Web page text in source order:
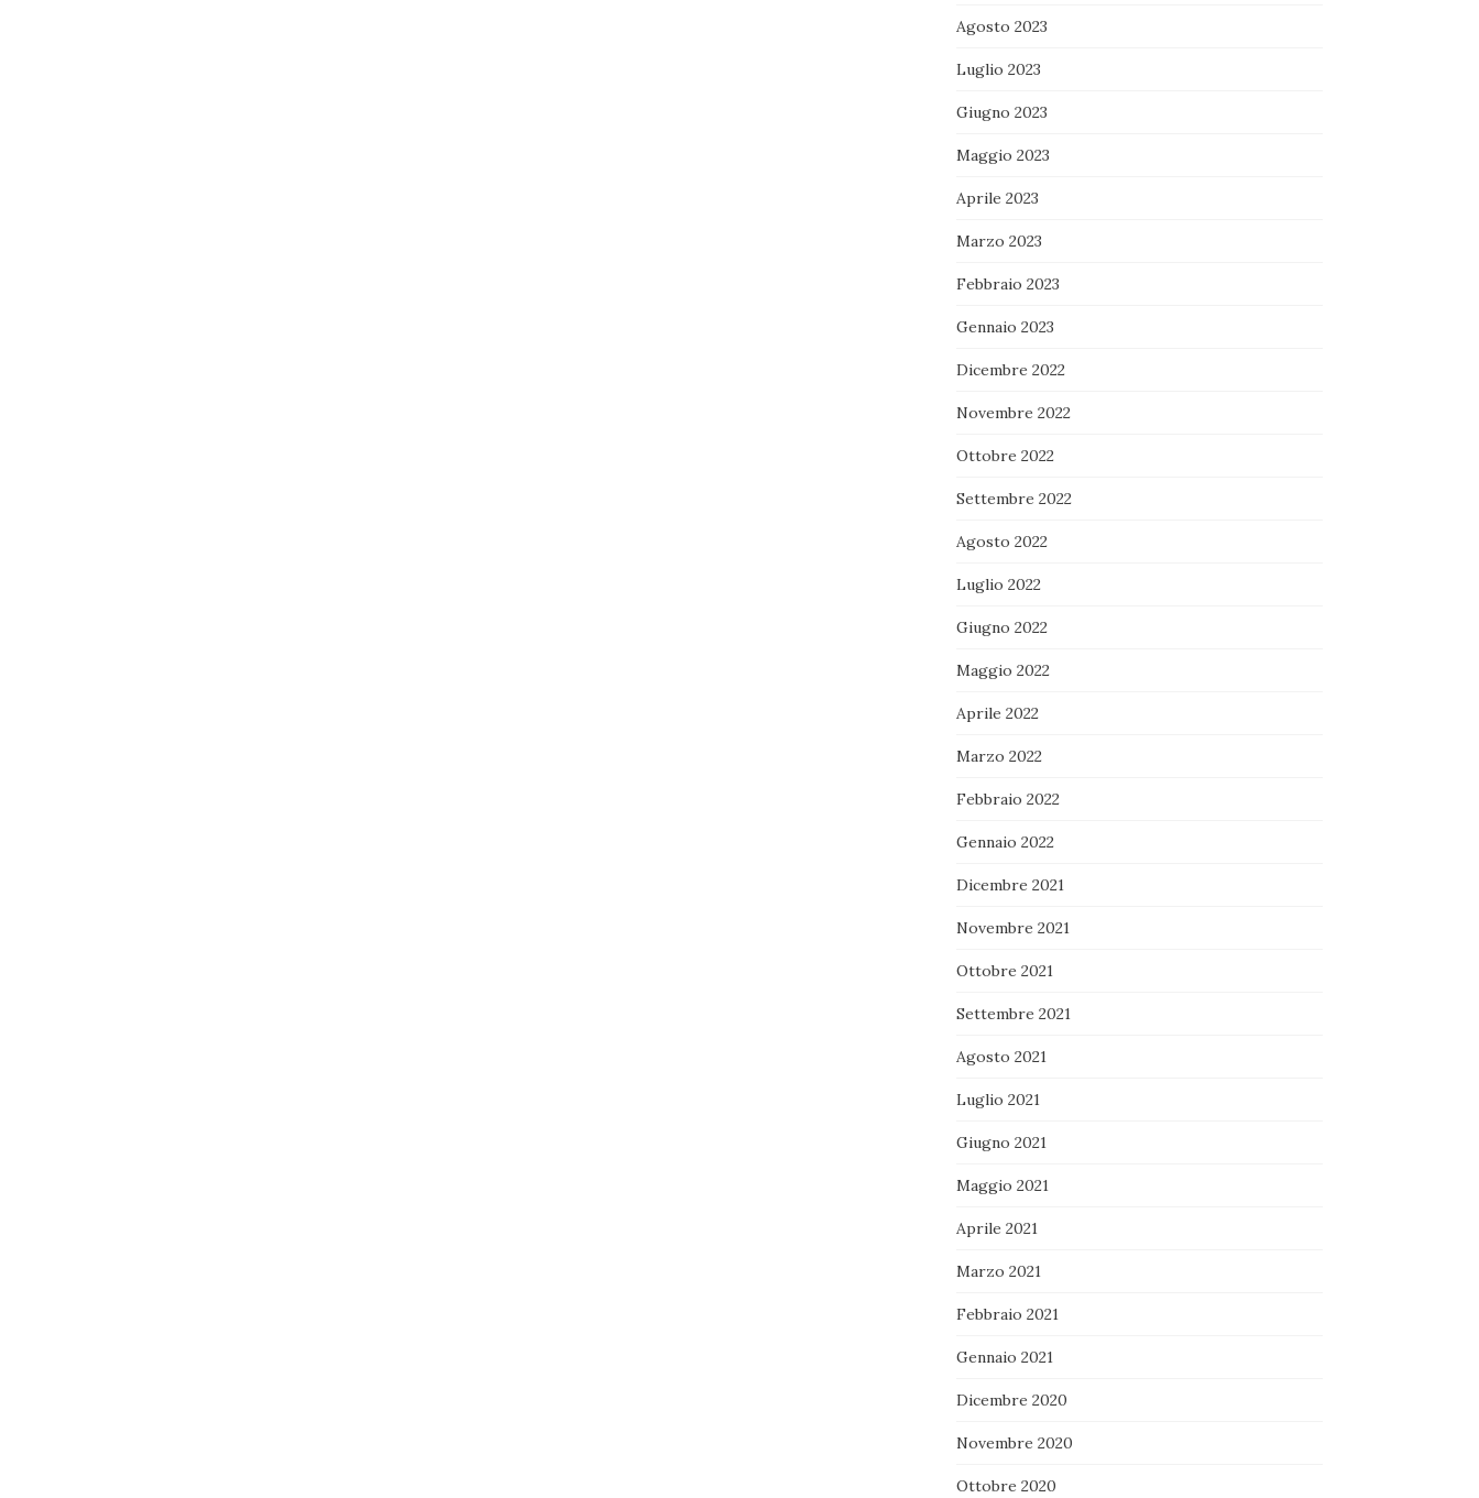
Agosto 2023
Luglio 2023
Giugno 2023
Maggio 2023
Aprile 2023
Marzo 2023
Febbraio 2023
Gennaio 2023
Dicembre 2022
Novembre 2022
Ottobre 2022
Settembre 2022
Agosto 2022
Luglio 2022
Giugno 2022
Maggio 2022
Aprile 2022
Marzo 2022
Febbraio 2022
Gennaio 2022
Dicembre 2021
Novembre 2021
Ottobre 2021
Settembre 2021
Agosto 2021
Luglio 2021
Giugno 2021
Maggio 2021
Aprile 2021
Marzo 2021
Febbraio 2021
Gennaio 2021
Dicembre 2020
Novembre 2020
Ottobre 2020